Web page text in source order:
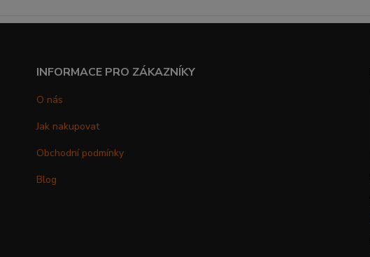
INFORMACE PRO ZÁKAZNÍKY
O nás
Jak nakupovat
Obchodní podmínky
Blog